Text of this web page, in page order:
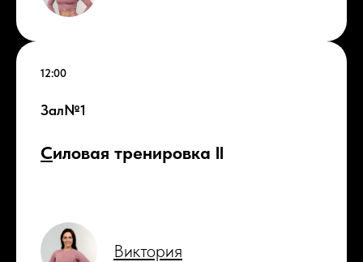
12:00
Зал№1
Силовая тренировка ll
Виктория